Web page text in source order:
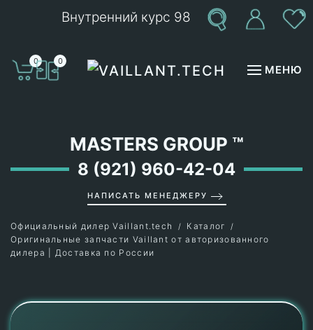
Внутренний курс 98
0 0
МЕНЮ
MASTERS GROUP ™
8 (921) 960-42-04
НАПИСАТЬ МЕНЕДЖЕРУ
Официальный дилер Vaillant.tech
Каталог
Оригинальные запчасти Vaillant от авторизованного
дилера | Доставка по России